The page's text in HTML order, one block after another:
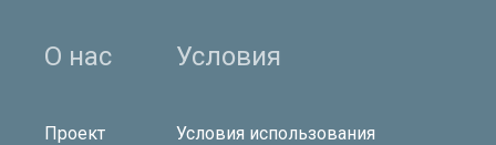
О нас
Проект
Условия
Условия использования